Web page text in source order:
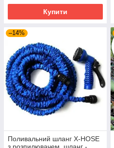
Купити
–14%
Поливальний шланг X-HOSE